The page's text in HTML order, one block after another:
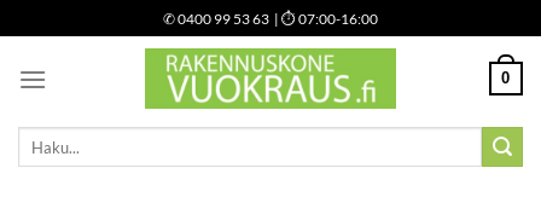
to
content
✆0400 99 53 63 | ⏱ 07:00-16:00
0
Etsi: